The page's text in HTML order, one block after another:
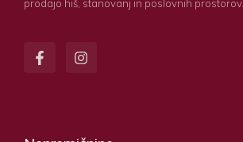
prodajo hiš, stanovanj in poslovnih prostorov.